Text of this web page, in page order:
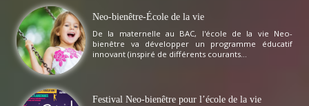
Neo-bienêtre-École de la vie
De la maternelle au BAC, l'école de la vie Neo-
bienêtre va développer un programme éducatif
innovant (inspiré de différents courants...
Festival Neo-bienêtre pour l’école de la vie